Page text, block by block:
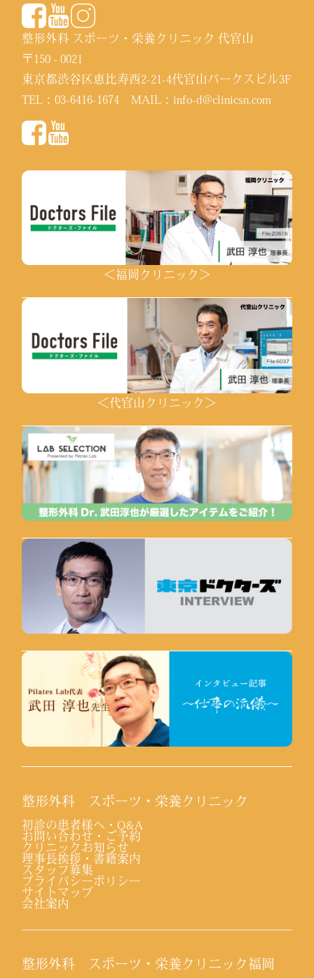
整形外科 スポーツ・栄養クリニック 代官山
〒150 - 0021
東京都渋谷区恵比寿西2-21-4代官山パークスビル3F
TEL：03-6416-1674 MAIL：info-d@clinicsn.com
＜福岡クリニック＞
＜代官山クリニック＞
整形外科 スポーツ・栄養クリニック
初診の患者様へ・Q&A
お問い合わせ・ご予約
クリニックお知らせ
理事長挨拶・書籍案内
スタッフ募集
プライバシーポリシー
サイトマップ
会社案内
整形外科 スポーツ・栄養クリニック福岡